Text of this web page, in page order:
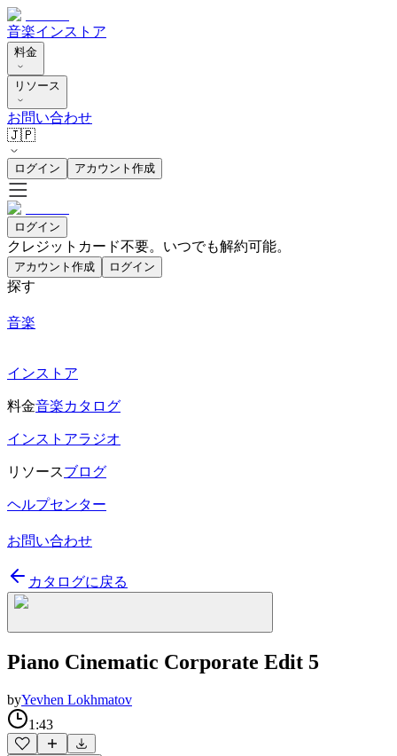
音楽インストア
料金
リソース
お問い合わせ
🇯🇵
ログイン アカウント作成
ログイン
クレジットカード不要。いつでも解約可能。
アカウント作成 ログイン
探す
音楽
インストア
料金音楽カタログ
インストアラジオ
リソースブログ
ヘルプセンター
お問い合わせ
カタログに戻る
Piano Cinematic Corporate Edit 5
byYevhen Lokhmatov
1:43